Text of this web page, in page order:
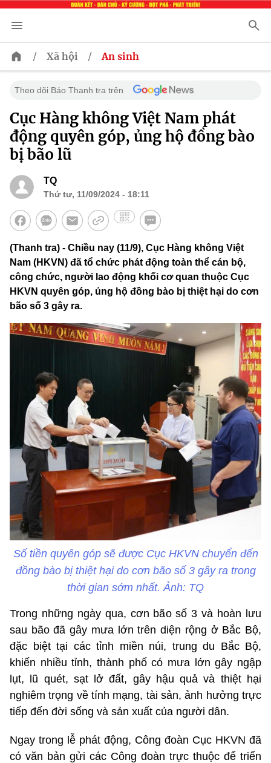
/ Xã hội / An sinh
Theo dõi Báo Thanh tra trên
Cục Hàng không Việt Nam phát
động quyên góp, ủng hộ đồng bào
bị bão lũ
TQ
Thứ tư, 11/09/2024 - 18:11
(Thanh tra) - Chiều nay (11/9), Cục Hàng không Việt
Nam (HKVN) đã tổ chức phát động toàn thể cán bộ,
công chức, người lao động khối cơ quan thuộc Cục
HKVN quyên góp, ủng hộ đồng bào bị thiệt hại do cơn
bão số 3 gây ra.
Số tiền quyên góp sẽ được Cục HKVN chuyển đến
đồng bào bị thiệt hại do cơn bão số 3 gây ra trong
thời gian sớm nhất. Ảnh: TQ
Trong những ngày qua, cơn bão số 3 và hoàn lưu
sau bão đã gây mưa lớn trên diện rộng ở Bắc Bộ,
đặc biệt tại các tỉnh miền núi, trung du Bắc Bộ,
khiến nhiều tỉnh, thành phố có mưa lớn gây ngập
lụt, lũ quét, sạt lở đất, gây hậu quả và thiệt hại
nghiêm trọng về tính mạng, tài sản, ảnh hưởng trực
tiếp đến đời sống và sản xuất của người dân.
Ngay trong lễ phát động, Công đoàn Cục HKVN đã
có văn bản gửi các Công đoàn trực thuộc để triển